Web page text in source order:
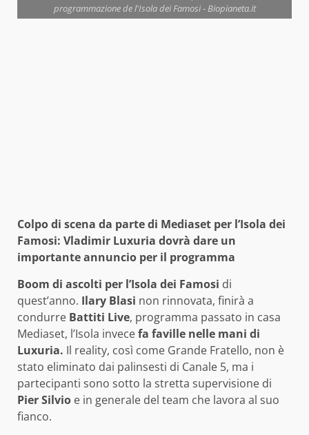
programmazione de l'Isola dei Famosi - Biopianeta.it
Colpo di scena da parte di Mediaset per l’Isola dei
Famosi: Vladimir Luxuria dovrà dare un
importante annuncio per il programma
Boom di ascolti per l’Isola dei Famosi di
quest’anno. Ilary Blasi non rinnovata, finirà a
condurre Battiti Live, programma passato in casa
Mediaset, l’Isola invecefa faville nelle mani di
Luxuria. Il reality, così come Grande Fratello, non è
stato eliminato dai palinsesti di Canale 5, ma i
partecipanti sono sotto la stretta supervisione di
Pier Silvio e in generale del team che lavora al suo
fianco.